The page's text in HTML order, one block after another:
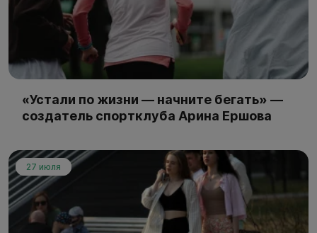
«Устали по жизни — начните бегать» —
создатель спортклуба Арина Ершова
27 июля